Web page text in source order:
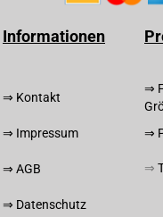
Informationen
⇒ Kontakt
⇒
⇒ Impressum
⇒
⇒ AGB ⇒ T
⇒ Datenschutz